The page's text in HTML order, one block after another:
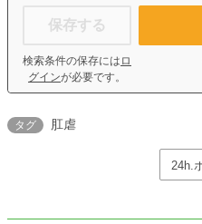
保存する
検索条件の保存には ロ
グインが必要です。
タグ 肛虐